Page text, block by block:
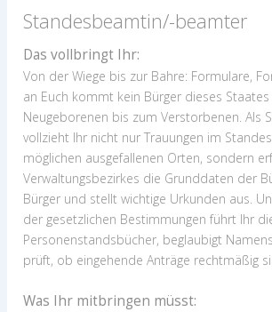
Standesbeamtin/-beamter
Das vollbringt Ihr:
Von der Wiege bis zur Bahre: Formulare,
an Euch kommt kein Bürger dieses
Neugeborenen bis zum Verstorbenen. Als
vollzieht Ihr nicht nur Trauungen im
möglichen ausgefallenen Orten, sondern
Verwaltungsbezirkes die Grunddaten der
Bürger und stellt wichtige Urkunden aus.
der gesetzlichen Bestimmungen führt Ihr
Personenstandsbücher, beglaubigt
prüft, ob eingehende Anträge rechtmäßig
Was Ihr mitbringen müsst: